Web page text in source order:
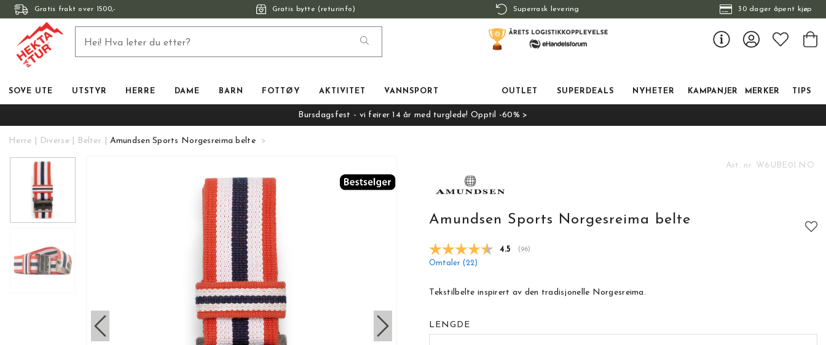
Gratis frakt over 1500,- Gratis bytte (returinfo) Superrask levering 30 dager åpent kjøp
SOVE UTE UTSTYR HERRE DAME BARN FOTTØY AKTIVITET VANNSPORT OUTLET SUPERDEALS NYHETER KAMPANJER MERKER TIPS
Bursdagsfest - vi feirer 14 år med turglede! Opptil -60% >
Herre Diverse Belter Amundsen Sports Norgesreima belte
Art. nr. W6UBE01.NO
Amundsen Sports Norgesreima belte
Gjennomsnittskarakter:
4.5 (stemmer:
96)
Omtaler (22)
Tekstilbelte inspirert av den tradisjonelle Norgesreima.
LENGDE